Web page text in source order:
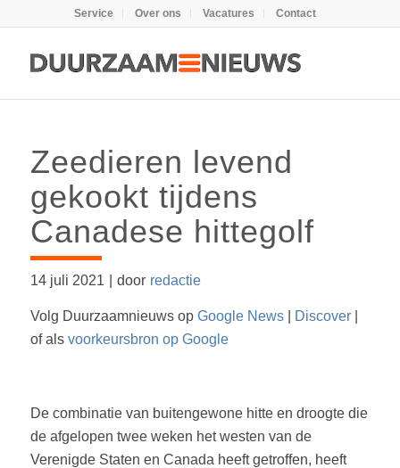
Service Over ons Vacatures Contact
Zeedieren levend
gekookt tijdens
Canadese hittegolf
14 juli 2021 door redactie
Volg Duurzaamnieuws op Google News| Discover|
of als voorkeursbron op Google
De combinatie van buitengewone hitte en droogte die
de afgelopen twee weken het westen van de
Verenigde Staten en Canada heeft getroffen, heeft